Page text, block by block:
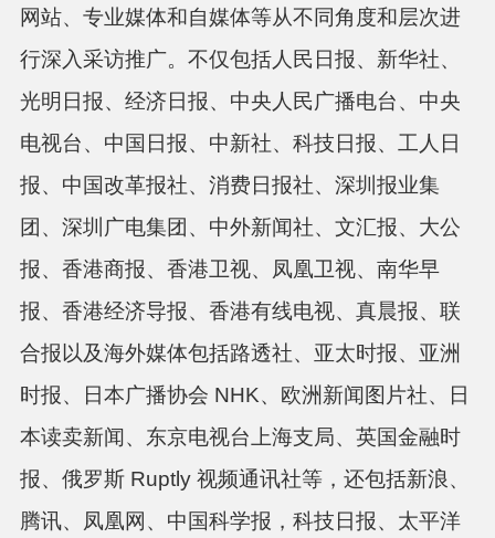
网站、专业媒体和自媒体等从不同角度和层次进
行深入采访推广。不仅包括人民日报、新华社、
光明日报、经济日报、中央人民广播电台、中央
电视台、中国日报、中新社、科技日报、工人日
报、中国改革报社、消费日报社、深圳报业集
团、深圳广电集团、中外新闻社、文汇报、大公
报、香港商报、香港卫视、凤凰卫视、南华早
报、香港经济导报、香港有线电视、真晨报、联
合报以及海外媒体包括路透社、亚太时报、亚洲
时报、日本广播协会 NHK、欧洲新闻图片社、日
本读卖新闻、东京电视台上海支局、英国金融时
报、俄罗斯 Ruptly 视频通讯社等，还包括新浪、
腾讯、凤凰网、中国科学报，科技日报、太平洋